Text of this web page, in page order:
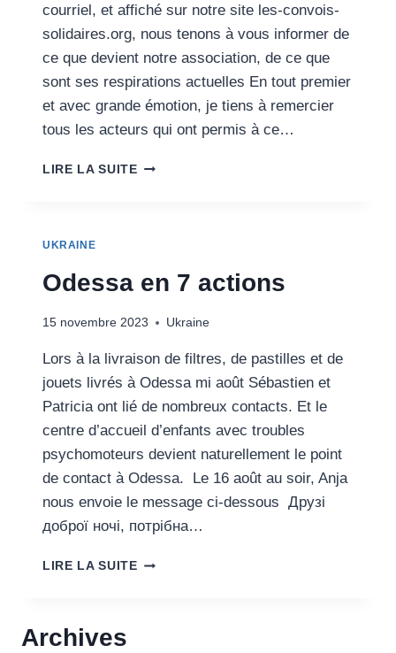
courriel, et affiché sur notre site les-convois-
solidaires.org, nous tenons à vous informer de
ce que devient notre association, de ce que
sont ses respirations actuelles En tout premier
et avec grande émotion, je tiens à remercier
tous les acteurs qui ont permis à ce…
LIRE LA SUITELETTRE
UKRAINE
Odessa en 7 actions
15 novembre 2023 Ukraine
Lors à la livraison de filtres, de pastilles et de
jouets livrés à Odessa mi août Sébastien et
Patricia ont lié de nombreux contacts. Et le
centre d’accueil d’enfants avec troubles
psychomoteurs devient naturellement le point
de contact à Odessa. Le 16 août au soir, Anja
nous envoie le message ci-dessous Друзі
доброї ночі, потрібна…
LIRE LA SUITEODESSA
Archives